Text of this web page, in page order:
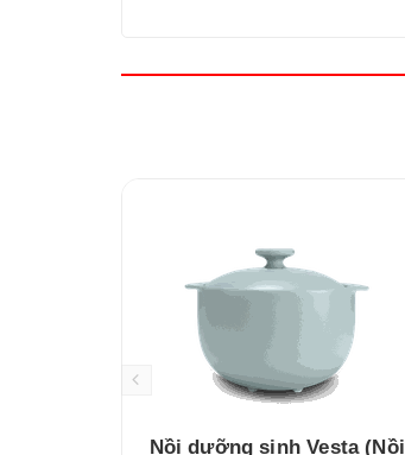
Nồi dưỡng sinh Vesta (Nồi